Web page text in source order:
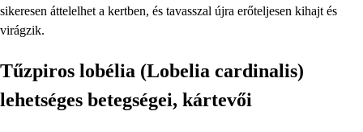
sikeresen áttelelhet a kertben, és tavasszal újra erőteljesen kihajt és
virágzik.
Tűzpiros lobélia (Lobelia cardinalis)
lehetséges betegségei, kártevői